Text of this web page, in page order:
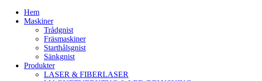
Hem
Maskiner
Trådgnist
Fräsmaskiner
Starthålsgnist
Sänkgnist
Produkter
LASER & FIBERLASER